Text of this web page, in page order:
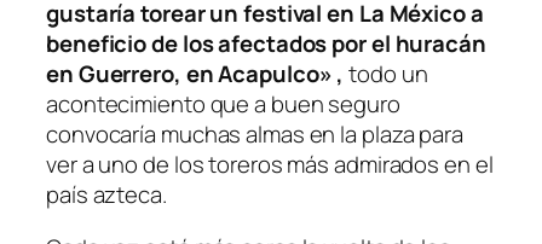
gustaría torear un festival en La México a
beneficio de los afectados por el huracán
en Guerrero, en Acapulco» ,todo un
acontecimiento que a buen seguro
convocaría muchas almas en la plaza para
ver a uno de los toreros más admirados en el
país azteca.